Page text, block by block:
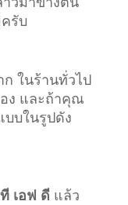
รับ
ในร้านทั่วไป
อง และถ้าคุณ
บบในรูปดัง
เอฟ ดี แล้ว